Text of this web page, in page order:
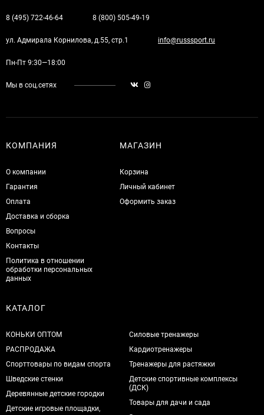
8 (495) 722-46-64 8 (800) 505-49-19
ул. Адмирала Корнилова, д.55, стр.1 info@russsport.ru
Пн-Пт 9:30—18:00
Мы в соц.сетях
КОМПАНИЯ
О компании
Гарантия
Оплата
Доставка и сборка
Вопросы
Контакты
Политика в отношении
обработки персональных
данных
МАГАЗИН
Корзина
Личный кабинет
Оформить заказ
КАТАЛОГ
КОНЬКИ ОПТОМ
РАСПРОДАЖА
Спорттовары по видам спорта
Шведские стенки
Деревянные детские городки
Детские игровые площадки,
Силовые тренажеры
Кардиотренажеры
Тренажеры для растяжки
Детские спортивные комплексы
(ДСК)
Товары для дачи и сада